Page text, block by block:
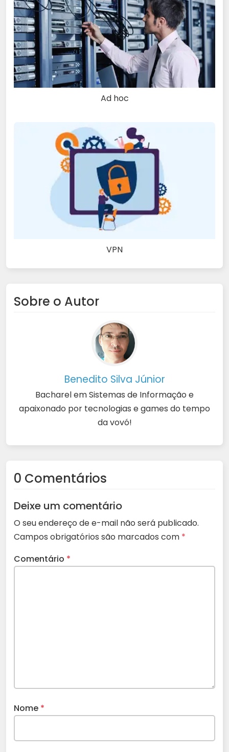
Ad hoc
VPN
Sobre o Autor
Benedito Silva Júnior
Bacharel em Sistemas de Informação e
apaixonado por tecnologias e games do tempo
da vovó!
0 Comentários
Deixe um comentário
O seu endereço de e-mail não será publicado.
Campos obrigatórios são marcados com *
Comentário *
Nome *